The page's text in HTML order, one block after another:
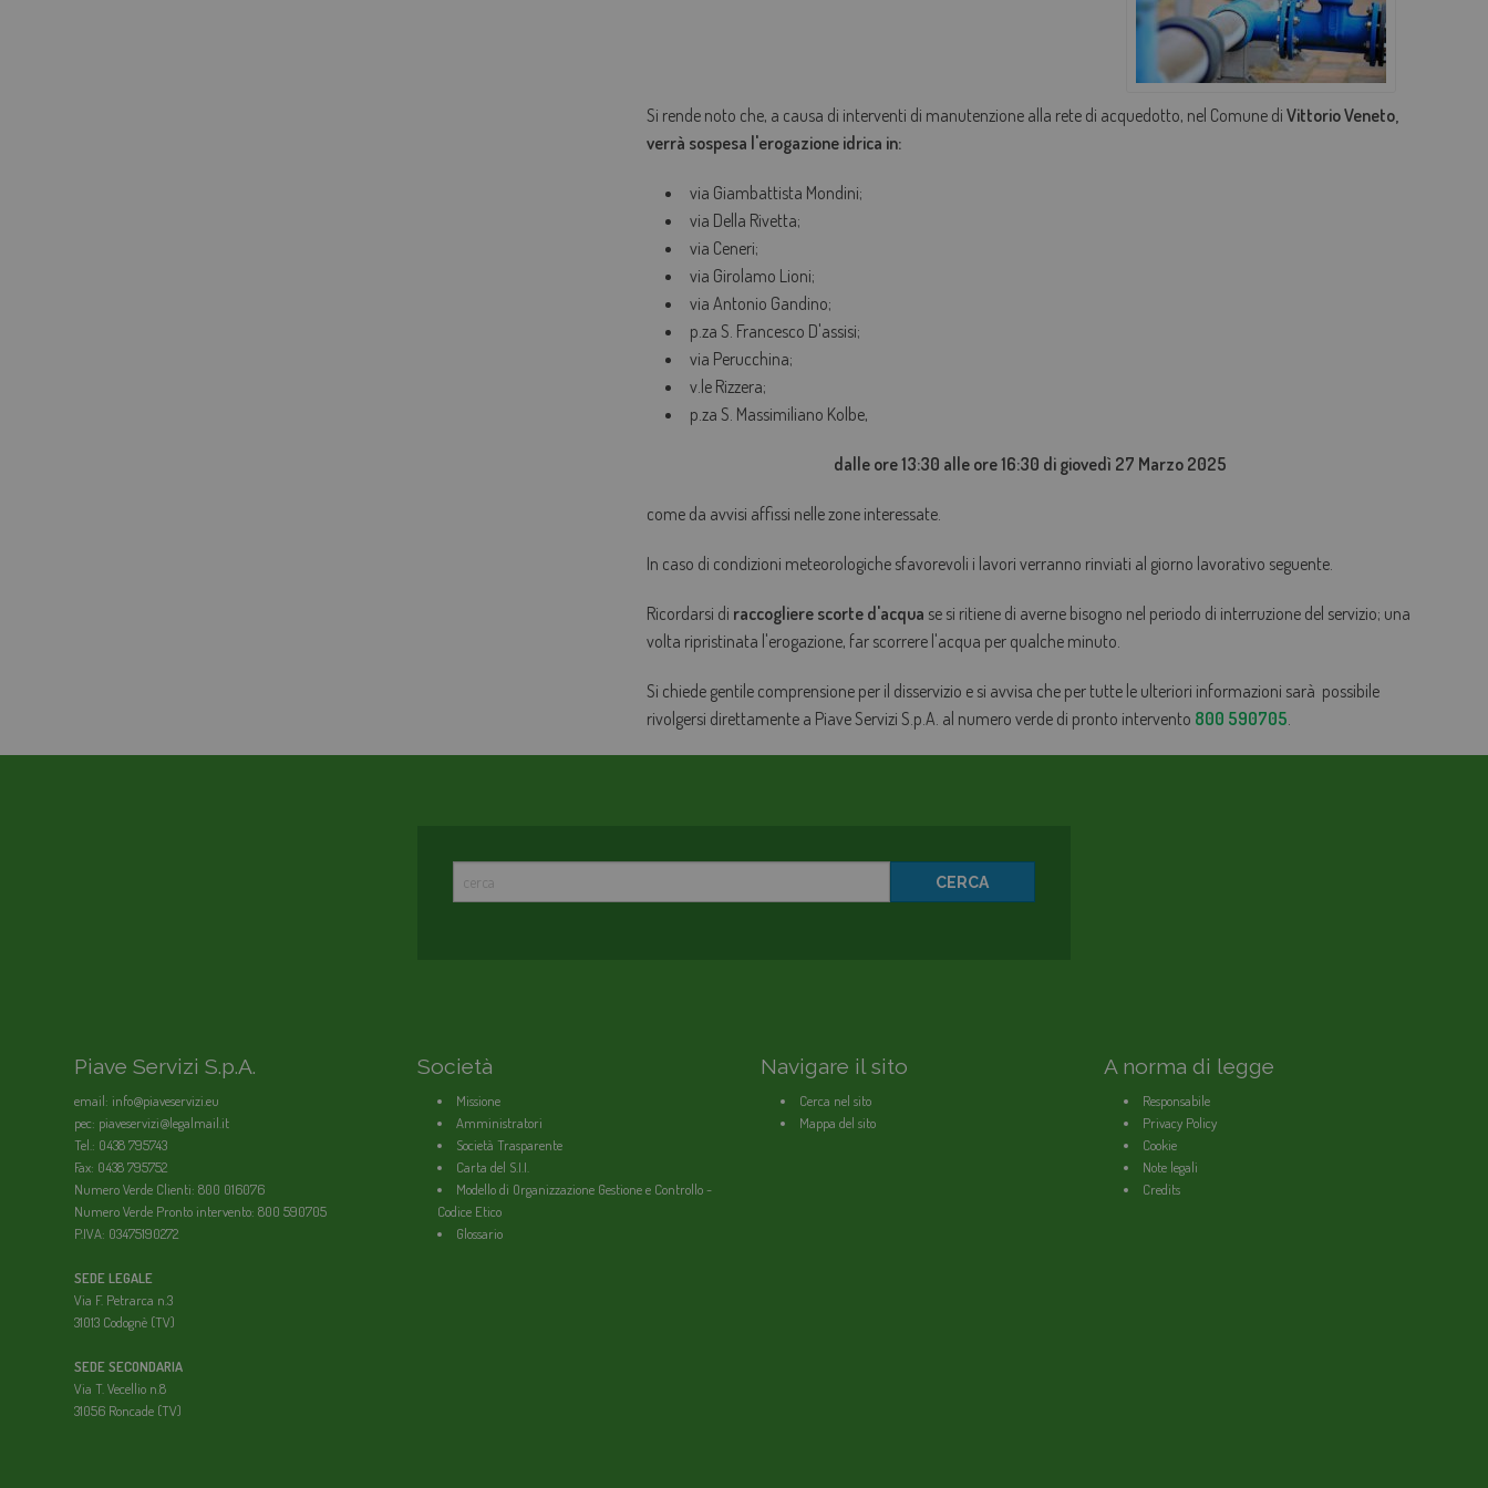
AGEVOLAZIONI TARIFFARIE
PERDITE OCCULTE - FONDO ACQUA PER TE
BOLLETTA SEMPLICE
Si rende noto che, a causa di interventi di manutenzione alla rete di acquedotto, nel Comune di Vittorio Veneto,
verrà sospesa l'erogazione idrica in:
via Giambattista Mondini;
via Della Rivetta;
via Ceneri;
via Girolamo Lioni;
via Antonio Gandino;
p.za S. Francesco D'assisi;
via Perucchina;
v.le Rizzera;
p.za S. Massimiliano Kolbe,
dalle ore 13:30 alle ore 16:30 di giovedì 27 Marzo 2025
come da avvisi affissi nelle zone interessate.
In caso di condizioni meteorologiche sfavorevoli i lavori verranno rinviati al giorno lavorativo seguente.
Ricordarsi di raccogliere scorte d'acqua se si ritiene di averne bisogno nel periodo di interruzione del servizio; una
volta ripristinata l'erogazione, far scorrere l'acqua per qualche minuto.
Si chiede gentile comprensione per il disservizio e si avvisa che per tutte le ulteriori informazioni sarà possibile
rivolgersi direttamente a Piave Servizi S.p.A. al numero verde di pronto intervento 800 590705.
CERCA
Piave Servizi S.p.A.
email: info@piaveservizi.eu
pec: piaveservizi@legalmail.it
Tel.: 0438 795743
Fax: 0438 795752
Numero Verde Clienti: 800 016076
Numero Verde Pronto intervento: 800 590705
P.IVA: 03475190272
SEDE LEGALE
Via F. Petrarca n.3
31013 Codognè (TV)
SEDE SECONDARIA
Via T. Vecellio n.8
31056 Roncade (TV)
Società
Missione
Amministratori
Società Trasparente
Carta del S.I.I.
Modello di Organizzazione Gestione e Controllo -
Codice Etico
Glossario
Navigare il sito
Cerca nel sito
Mappa del sito
A norma di legge
Responsabile
Privacy Policy
Cookie
Note legali
Credits